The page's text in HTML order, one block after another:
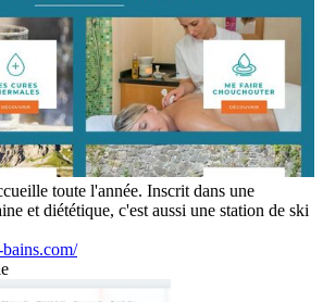
toute l'année. Inscrit dans une
et diététique, c'est aussi une station de ski